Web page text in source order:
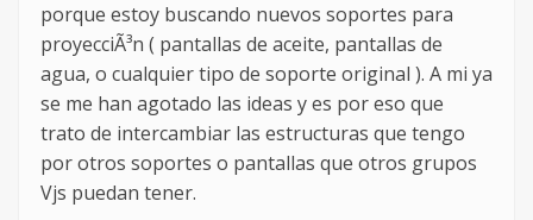
porque estoy buscando nuevos soportes para
proyecciÃ³n ( pantallas de aceite, pantallas de
agua, o cualquier tipo de soporte original ). A mi ya
se me han agotado las ideas y es por eso que
trato de intercambiar las estructuras que tengo
por otros soportes o pantallas que otros grupos
Vjs puedan tener.